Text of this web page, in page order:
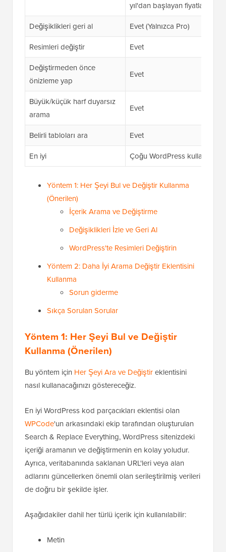
yıl'dan başlayan fiyatlarla)
Değişiklikleri geri al
Evet (Yalnızca Pro)
Resimleri değiştir
Evet
Değiştirmeden önce
önizleme yap
Evet
Büyük/küçük harf duyarsız
arama
Evet
Belirli tabloları ara
Evet
En iyi
Çoğu WordPress kullanıcısı
Yöntem 1: Her Şeyi Bul ve Değiştir Kullanma
(Önerilen)
İçerik Arama ve Değiştirme
Değişiklikleri İzle ve Geri Al
WordPress'te Resimleri Değiştirin
Yöntem 2: Daha İyi Arama Değiştir Eklentisini
Kullanma
Sorun giderme
Sıkça Sorulan Sorular
Yöntem 1: Her Şeyi Bul ve Değiştir
Kullanma (Önerilen)
Bu yöntem için Her Şeyi Ara ve Değiştireklentisini
nasıl kullanacağınızı göstereceğiz.
En iyi WordPress kod parçacıkları eklentisi olan
WPCode'un arkasındaki ekip tarafından oluşturulan
Search & Replace Everything, WordPress sitenizdeki
içeriği aramanın ve değiştirmenin en kolay yoludur.
Ayrıca, veritabanında saklanan URL'leri veya alan
adlarını güncellerken önemli olan serileştirilmiş verileri
de doğru bir şekilde işler.
Aşağıdakiler dahil her türlü içerik için kullanılabilir:
Metin